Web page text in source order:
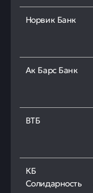
Норвик Банк
Ак Барс Банк
ВТБ
КБ
Солидарность